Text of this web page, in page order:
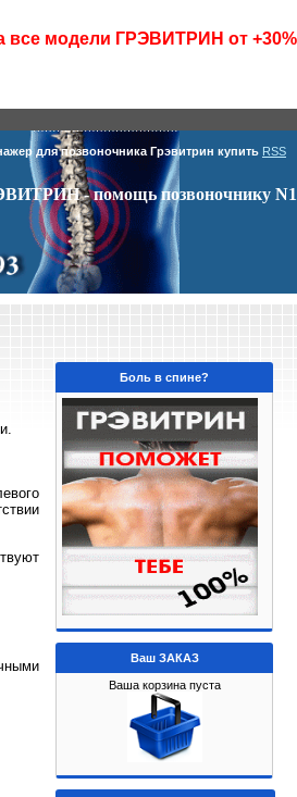
все модели ГРЭВИТРИН от +30%
для позвоночника Грэвитрин купить RSS
- помощь позвоночнику N1
Боль в спине?
Ваш ЗАКАЗ
Ваша корзина пуста